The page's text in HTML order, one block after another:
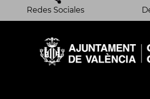
Redes Sociales